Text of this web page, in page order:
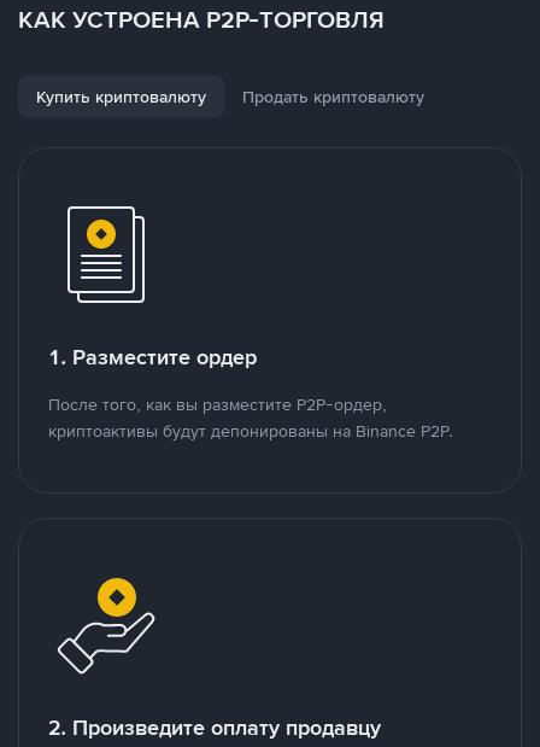
КАК УСТРОЕНА P2P-ТОРГОВЛЯ
Купить криптовалюту Продать криптовалюту
1. Разместите ордер
После того, как вы разместите P2P-ордер,
криптоактивы будут депонированы на Binance P2P.
2. Произведите оплату продавцу